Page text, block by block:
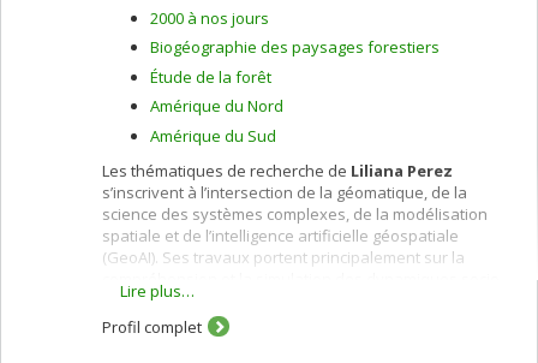
2000 à nos jours
Biogéographie des paysages forestiers
Étude de la forêt
Amérique du Nord
Amérique du Sud
Les thématiques de recherche de Liliana Perez
s’inscrivent à l’intersection de la géomatique, de la
science des systèmes complexes, de la modélisation
spatiale et de l’intelligence artificielle géospatiale
(GeoAI). Ses travaux portent principalement sur la
écologiques et environnementales dans un contexte de
changements climatiques, de pressions anthropiques et
de prise de décision territoriale.
Lire plus…
Profil complet